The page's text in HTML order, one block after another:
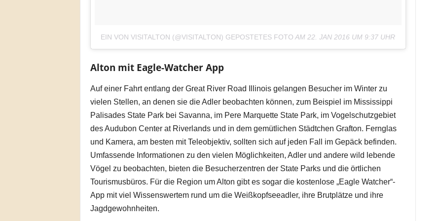
EIN VON VISITALTON (@VISITALTON) GEPOSTETES FOTO AM 22. JAN 2016 UM 9:37 UHR
Alton mit Eagle-Watcher App
Auf einer Fahrt entlang der Great River Road Illinois gelangen Besucher im Winter zu
vielen Stellen, an denen sie die Adler beobachten können, zum Beispiel im Mississippi
Palisades State Park bei Savanna, im Pere Marquette State Park, im Vogelschutzgebiet
des Audubon Center at Riverlands und in dem gemütlichen Städtchen Grafton. Fernglas
und Kamera, am besten mit Teleobjektiv, sollten sich auf jeden Fall im Gepäck befinden.
Umfassende Informationen zu den vielen Möglichkeiten, Adler und andere wild lebende
Vögel zu beobachten, bieten die Besucherzentren der State Parks und die örtlichen
Tourismusbüros. Für die Region um Alton gibt es sogar die kostenlose „Eagle Watcher“-
App mit viel Wissenswertem rund um die Weißkopfseeadler, ihre Brutplätze und ihre
Jagdgewohnheiten.